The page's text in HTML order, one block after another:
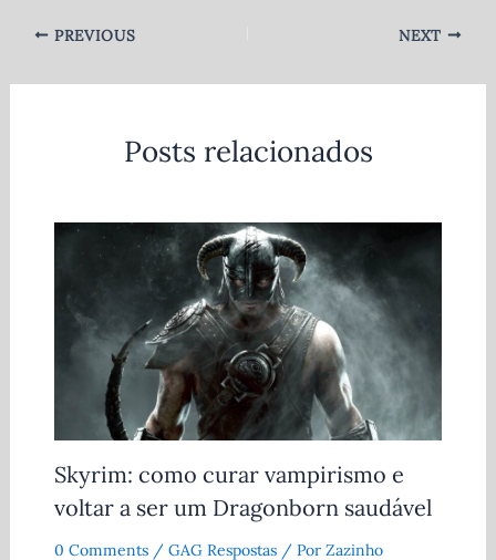
PREVIOUS NEXT
Posts relacionados
Skyrim: como curar vampirismo e
voltar a ser um Dragonborn saudável
0 Comments / GAG Respostas/ Por Zazinho